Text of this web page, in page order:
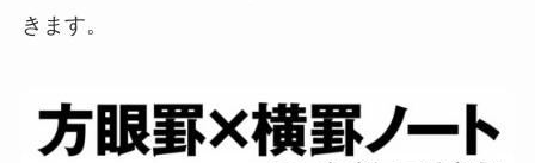
きます。